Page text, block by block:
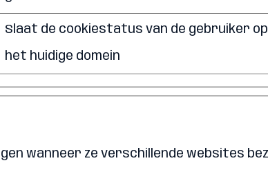
Slaat de cookiestatus van de gebruiker
het huidige domein
wanneer ze verschillende websites